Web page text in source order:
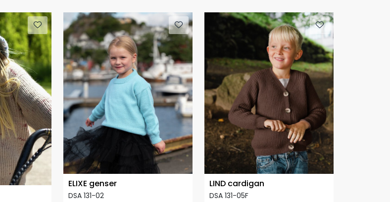
ELIXE genser
DSA 131-02
LIND cardigan
DSA 131-05F